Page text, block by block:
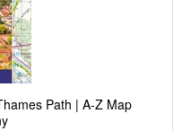
Path | A-Z Map